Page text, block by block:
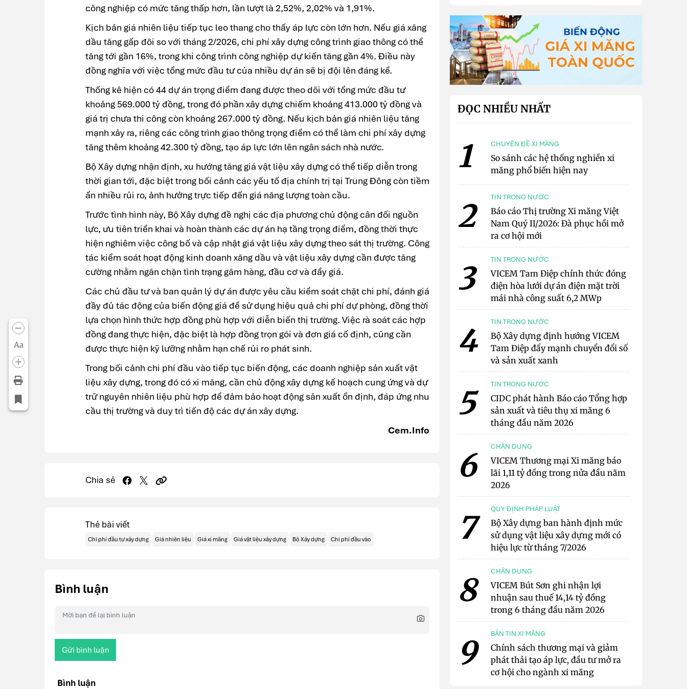
Aa
công nghiệp có mức tăng thấp hơn, lần lượt là 2,52%, 2,02% và 1,91%.
Kịch bản giá nhiên liệu tiếp tục leo thang cho thấy áp lực còn lớn hơn. Nếu giá xăng
dầu tăng gấp đôi so với tháng 2/2026, chi phí xây dựng công trình giao thông có thể
tăng tới gần 16%, trong khi công trình công nghiệp dự kiến tăng gần 4%. Điều này
đồng nghĩa với việc tổng mức đầu tư của nhiều dự án sẽ bị đội lên đáng kể.
Thống kê hiện có 44 dự án trọng điểm đang được theo dõi với tổng mức đầu tư
khoảng 569.000 tỷ đồng, trong đó phần xây dựng chiếm khoảng 413.000 tỷ đồng và
giá trị chưa thi công còn khoảng 267.000 tỷ đồng. Nếu kịch bản giá nhiên liệu tăng
mạnh xảy ra, riêng các công trình giao thông trọng điểm có thể làm chi phí xây dựng
tăng thêm khoảng 42.300 tỷ đồng, tạo áp lực lớn lên ngân sách nhà nước.
Bộ Xây dựng nhận định, xu hướng tăng giá vật liệu xây dựng có thể tiếp diễn trong
thời gian tới, đặc biệt trong bối cảnh các yếu tố địa chính trị tại Trung Đông còn tiềm
ẩn nhiều rủi ro, ảnh hưởng trực tiếp đến giá năng lượng toàn cầu.
Trước tình hình này, Bộ Xây dựng đề nghị các địa phương chủ động cân đối nguồn
lực, ưu tiên triển khai và hoàn thành các dự án hạ tầng trọng điểm, đồng thời thực
hiện nghiêm việc công bố và cập nhật giá vật liệu xây dựng theo sát thị trường. Công
tác kiểm soát hoạt động kinh doanh xăng dầu và vật liệu xây dựng cần được tăng
cường nhằm ngăn chặn tình trạng găm hàng, đầu cơ và đẩy giá.
Các chủ đầu tư và ban quản lý dự án được yêu cầu kiểm soát chặt chi phí, đánh giá
đầy đủ tác động của biến động giá để sử dụng hiệu quả chi phí dự phòng, đồng thời
lựa chọn hình thức hợp đồng phù hợp với diễn biến thị trường. Việc rà soát các hợp
đồng đang thực hiện, đặc biệt là hợp đồng trọn gói và đơn giá cố định, cũng cần
được thực hiện kỹ lưỡng nhằm hạn chế rủi ro phát sinh.
Trong bối cảnh chi phí đầu vào tiếp tục biến động, các doanh nghiệp sản xuất vật
liệu xây dựng, trong đó có xi măng, cần chủ động xây dựng kế hoạch cung ứng và dự
trữ nguyên nhiên liệu phù hợp để đảm bảo hoạt động sản xuất ổn định, đáp ứng nhu
cầu thị trường và duy trì tiến độ các dự án xây dựng.
Cem.Info
Chia sẻ
Thẻ bài viết
Chi phí đầu tư xây dựng Giá nhiên liệu Giá xi măng Giá vật liệu xây dựng Bộ Xây dựng Chi phí đầu vào
Bình luận
Gửi bình luận
Bình luận
ĐỌC NHIỀU NHẤT
1 CHUYÊN ĐỀ XI MĂNG
So sánh các hệ thống nghiền xi
măng phổ biến hiện nay
2 TIN TRONG NƯỚC
Báo cáo Thị trường Xi măng Việt
Nam Quý II/2026: Đà phục hồi mở
ra cơ hội mới
3 TIN TRONG NƯỚC
VICEM Tam Điệp chính thức đóng
điện hòa lưới dự án điện mặt trời
mái nhà công suất 6,2 MWp
4 TIN TRONG NƯỚC
Bộ Xây dựng định hướng VICEM
Tam Điệp đẩy mạnh chuyển đổi số
và sản xuất xanh
5 TIN TRONG NƯỚC
CIDC phát hành Báo cáo Tổng hợp
sản xuất và tiêu thụ xi măng 6
tháng đầu năm 2026
6 CHÂN DUNG
VICEM Thương mại Xi măng báo
lãi 1,11 tỷ đồng trong nửa đầu năm
2026
7 QUY ĐỊNH PHÁP LUẬT
Bộ Xây dựng ban hành định mức
sử dụng vật liệu xây dựng mới có
hiệu lực từ tháng 7/2026
8 CHÂN DUNG
VICEM Bút Sơn ghi nhận lợi
nhuận sau thuế 14,14 tỷ đồng
trong 6 tháng đầu năm 2026
9 BẢN TIN XI MĂNG
Chính sách thương mại và giảm
phát thải tạo áp lực, đầu tư mở ra
cơ hội cho ngành xi măng